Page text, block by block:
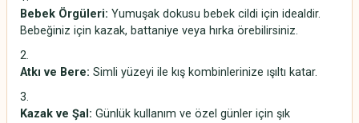
Bebek Örgüleri: Yumuşak dokusu bebek cildi için idealdir.
Bebeğiniz için kazak, battaniye veya hırka örebilirsiniz.
Atkı ve Bere: Simli yüzeyi ile kış kombinlerinize ışıltı katar.
Kazak ve Şal: Günlük kullanım ve özel günler için şık